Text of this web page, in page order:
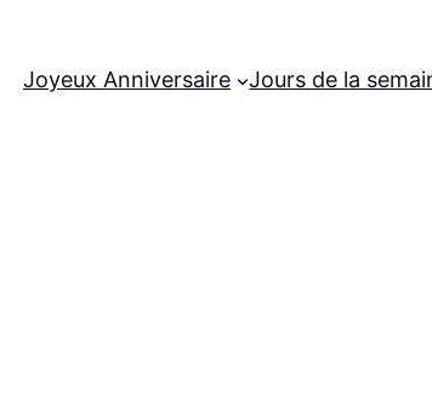
Joyeux Anniversaire Jours de la